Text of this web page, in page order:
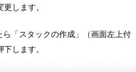
更します。
「スタックの作成」（画面左上付
します。